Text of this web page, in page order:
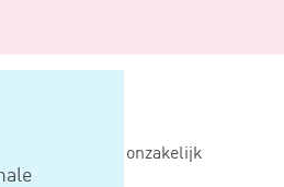
vermogen is onzakelijk